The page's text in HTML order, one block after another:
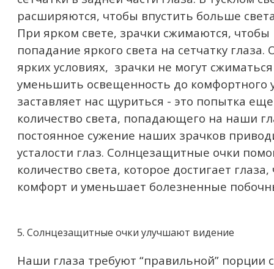
расширяются, чтобы впустить больше
При ярком свете, зрачки сжимаются,
попадание яркого света на сетчатку
ярких условиях, зрачки не могут
уменьшить освещенность до комфортного
заставляет нас щуриться - это попытка
количество света, попадающего на наши
постоянное сужение наших зрачков
усталости глаз. Солнцезащитные очки
количество света, которое достигает
комфорт и уменьшает болезненные
5. Солнцезащитные очки улучшают видение
Наши глаза требуют “правильной” порции